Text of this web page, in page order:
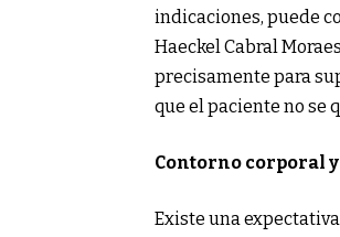
indicaciones, puede
Haeckel Cabral
precisamente para
que el paciente no se
Contorno corporal
Existe una